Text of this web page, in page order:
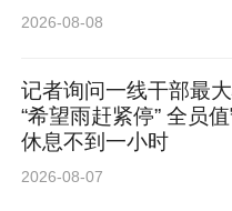
2026-08-08
记者询问一线干部最
“希望雨赶紧停” 全员
休息不到一小时
2026-08-07